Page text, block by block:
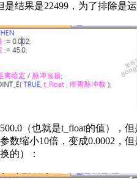
是结果是22499，为了排除
（也就是t_float的值），
数缩小10倍，变成0.0002，
的）：